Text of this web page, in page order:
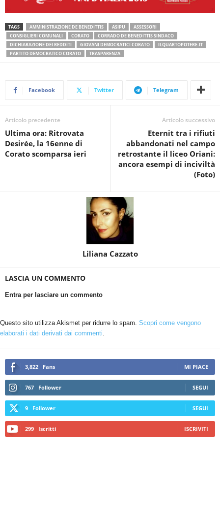
TAGS AMMINISTRAZIONE DE BENEDITTIS ASIPU
ASSESSORI
CONSIGLIERI COMUNALI
CORATO
CORRADO DE BENEDITTIS SINDACO
DICHIARAZIONE DEI REDDITI
GIOVANI DEMOCRATICI CORATO
ILQUARTOPOTERE.IT
PARTITO DEMOCRATICO CORATO
TRASPARENZA
Facebook Twitter Telegram
Articolo precedente
Ultima ora: Ritrovata
Desirée, la 16enne di
Corato scomparsa ieri
Articolo successivo
Eternit tra i rifiuti
abbandonati nel campo
retrostante il liceo Oriani:
ancora esempi di inciviltà
(Foto)
Liliana Cazzato
LASCIA UN COMMENTO
Entra per lasciare un commento
Questo sito utilizza Akismet per ridurre lo spam. Scopri come vengono
elaborati i dati derivati dai commenti
3,822 Fans MI PIACE
767 Follower SEGUI
9 Follower SEGUI
299 Iscritti ISCRIVITI